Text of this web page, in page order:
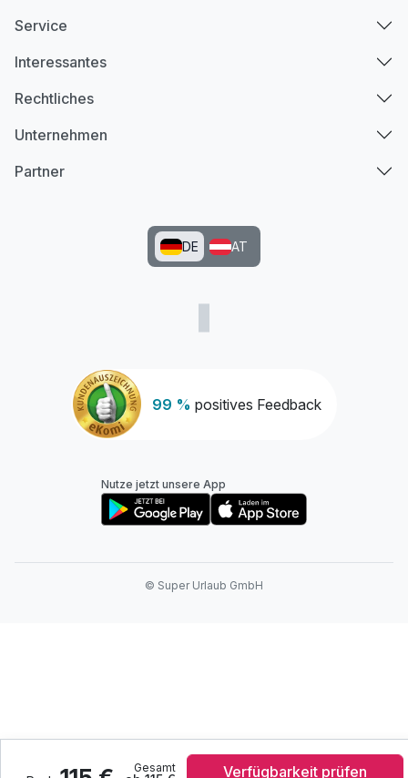
Gesamt Verfügbarkeit prüfen
99 % positives Feedback
Service
Interessantes
Rechtliches
Unternehmen
Partner
DE AT
Nutze jetzt unsere App
© Super Urlaub GmbH